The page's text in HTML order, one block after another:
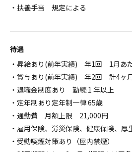
・扶養手当 規定による
待遇
・昇給あり(前年実績) 年1回 1月あ
・賞与あり(前年実績) 年2回 計4ヶ
・退職金制度あり 勤続 1 年以上
・定年制あり定年制一律 65歳
・通勤費 月額上限 21,000円
・雇用保険、労災保険、健康保険、厚
・受動喫煙対策あり（屋内禁煙）